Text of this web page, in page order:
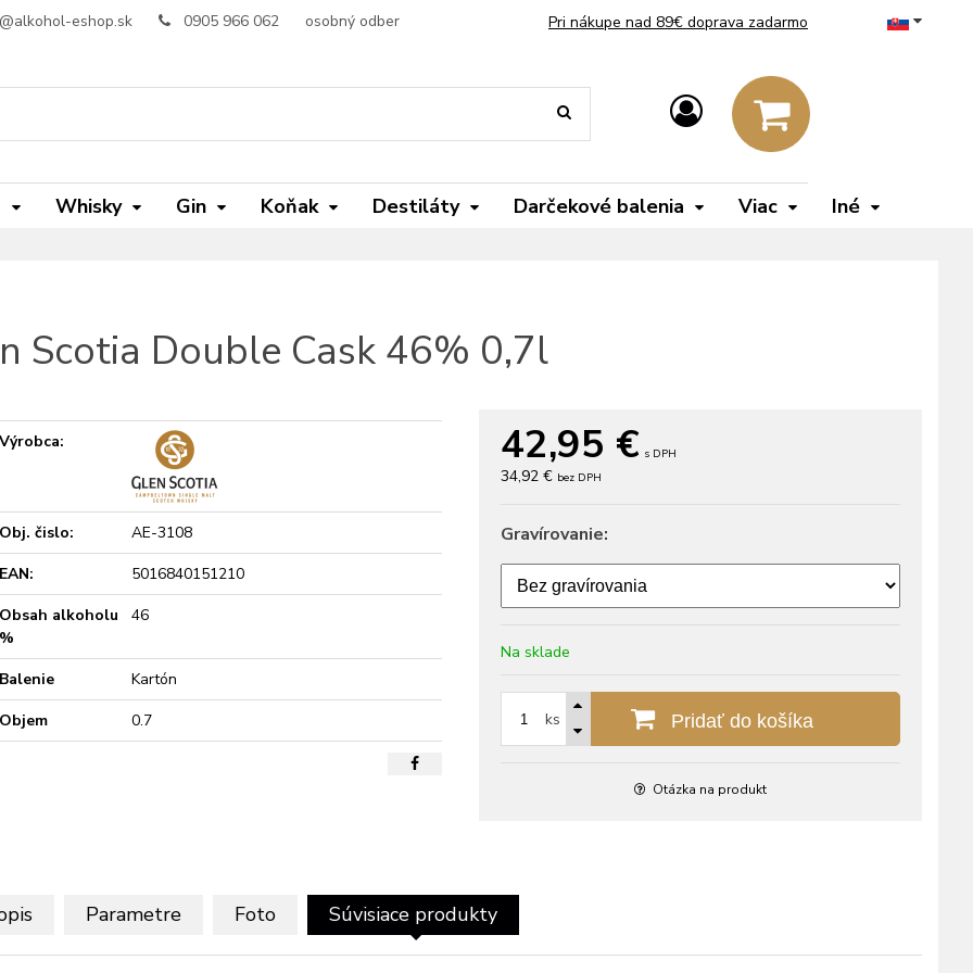
eshop.sk 0905 966 062 osobný odber Pri nákupe nad 89€ doprava zadarmo
Whisky Gin Koňak Destiláty Darčekové balenia Viac Iné
Scotia Double Cask 46% 0,7l
42,95 € s DPH
34,92 € bez DPH
Gravírovanie:
Na sklade
ks Pridať do košíka
Otázka na produkt
Výrobca:
Obj. čislo:
AE-3108
EAN:
5016840151210
Obsah alkoholu
%
46
Balenie
Kartón
Objem
0.7
Parametre Foto Súvisiace produkty